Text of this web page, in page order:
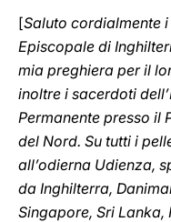
[Saluto cordialmente
Episcopale di
mia preghiera per il
inoltre i sacerdoti
Permanente presso il
del Nord. Su tutti i
all’odierna Udienza,
da Inghilterra,
Singapore, Sri Lanka,